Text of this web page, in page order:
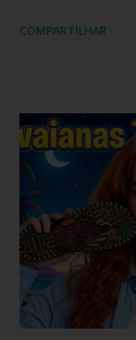
costumava ser um
2000, o famoso
revestido de tecido
e o guarda-roupa
Percebendo esse
contemporâneo, a
o melhor dos dois
Scrunchie surge
fashionista: a fusão
Havaianas com tiras
toqu...
COMPARTILHAR